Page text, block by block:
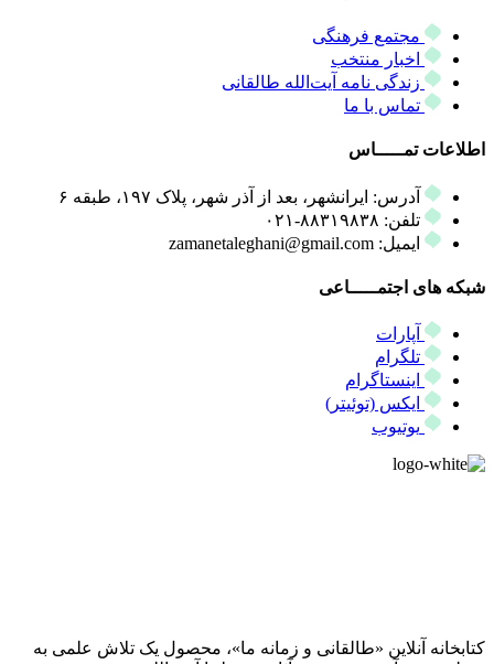
مجتمع فرهنگی
اخبار منتخب
زندگی نامه آیت‌الله طالقانی
تماس با ما
اطلاعات تمـــــاس
آدرس: ایرانشهر، بعد از آذر شهر، پلاک ۱۹۷، طبقه ۶
تلفن: ۸۸۳۱۹۸۳۸-۰۲۱
ایمیل: zamanetaleghani@gmail.com
شبکه های اجتمـــــاعی
آپارات
تلگرام
اینستاگرام
ایکس (توئیتر)
یوتیوب
کتابخانه آنلاین «طالقانی و زمانه ما»، محصول یک تلاش علمی به